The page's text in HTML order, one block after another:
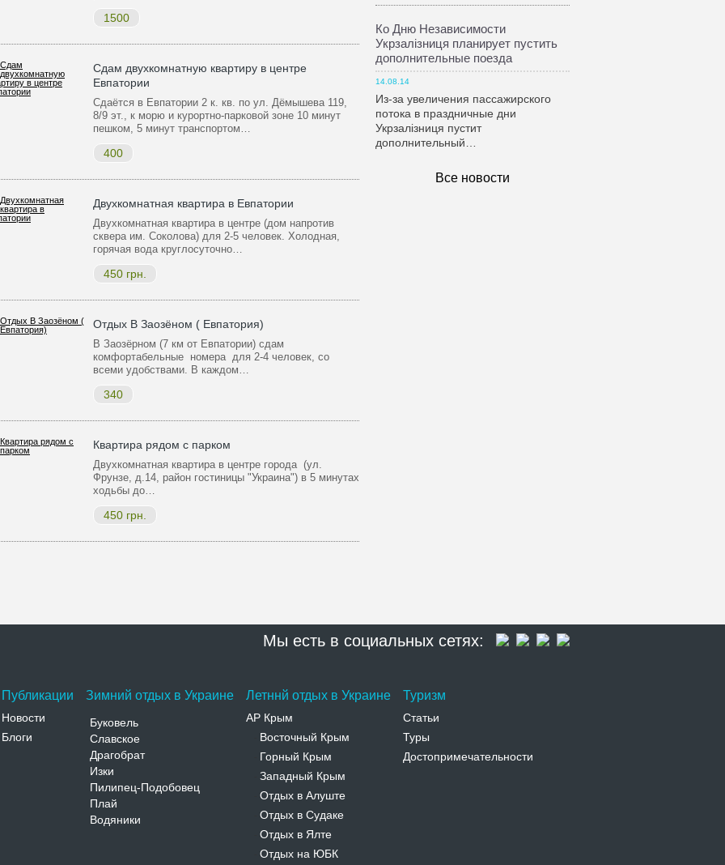
1500
Сдам двухкомнатную квартиру в центре
Евпатории
Сдаётся в Евпатории 2 к. кв. по ул. Дёмышева 119,
8/9 эт., к морю и курортно-парковой зоне 10 минут
пешком, 5 минут транспортом…
400
Двухкомнатная квартира в Евпатории
Двухкомнатная квартира в центре (дом напротив
сквера им. Соколова) для 2-5 человек. Холодная,
горячая вода круглосуточно…
450 грн.
Отдых В Заозёном ( Евпатория)
В Заозёрном (7 км от Евпатории) сдам
комфортабельные номера для 2-4 человек, со
всеми удобствами. В каждом…
340
Квартира рядом с парком
Двухкомнатная квартира в центре города (ул.
Фрунзе, д.14, район гостиницы "Украина") в 5 минутах
ходьбы до…
450 грн.
Ко Дню Независимости
Укрзалiзниця планирует пустить
дополнительные поезда
14.08.14
Из-за увеличения пассажирского
потока в праздничные дни
Укрзалiзниця пустит
дополнительный…
Все новости
Мы есть в социальных сетях:
Публикации
Новости
Блоги
Зимний отдых в Украине
Буковель
Славское
Драгобрат
Изки
Пилипец-Подобовец
Плай
Водяники
Летннй отдых в Украине
АР Крым
Восточный Крым
Горный Крым
Западный Крым
Отдых в Алуште
Отдых в Судаке
Отдых в Ялте
Отдых на ЮБК
Туризм
Статьи
Туры
Достопримечательности